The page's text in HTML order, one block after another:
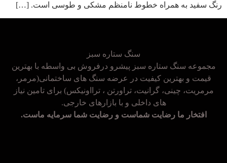
رنگ سفید به همراه خطوط نامنظم مشکی و طوسی است. […]
سنگ ستاره سبز
مجموعه سنگ ستاره سبز پیشرو درفروش بی واسطه با بهترین
قیمت و بهترین کیفیت در عرضه سنگ های ساختمانی(مرمر،
مرمریت، چینی، گرانیت، تراورتن ، ترااونیکس) برای تامین نیاز
های داخلی و با بازارهای خارجی.
افتخار ما رضایت شماست و رضایت شما سرمایه ماست.